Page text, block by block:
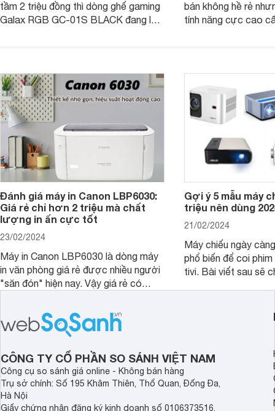
tầm 2 triệu đồng thì dòng ghế gaming
Galax RGB GC-01S BLACK đang là
bán không hề rẻ
tính năng cực cao
Đánh giá máy in Canon LBP6030:
Giá rẻ chỉ hơn 2 triệu mà chất
lượng in ấn cực tốt
23/02/2024
Máy in Canon LBP6030 là dòng máy
in văn phòng giá rẻ được nhiều người
"săn đón" hiện nay. Vậy giá rẻ có
không, bài viết đánh giá máy in Canon
LBP6030 dưới đây sẽ giúp bạn hiểu
Gợi ý 5 mẫu máy
triệu nên dùng
21/02/2024
Máy chiếu ngày
phổ biến để coi
tivi. Bài viết sau sẽ chia sẻ cho bạn 5
CÔNG TY CỔ PHẦN SO SÁNH VIỆT NAM
Công cụ so sánh giá online - Không bán hàng
Trụ sở chính: Số 195 Khâm Thiên, Thổ Quan, Đống Đa,
Hà Nội
Giấy chứng nhận đăng ký kinh doanh số 0106373516,